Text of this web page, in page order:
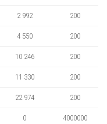
2 992 200
4 550 200
10 246 200
11 330 200
22 974 200
0 4000000